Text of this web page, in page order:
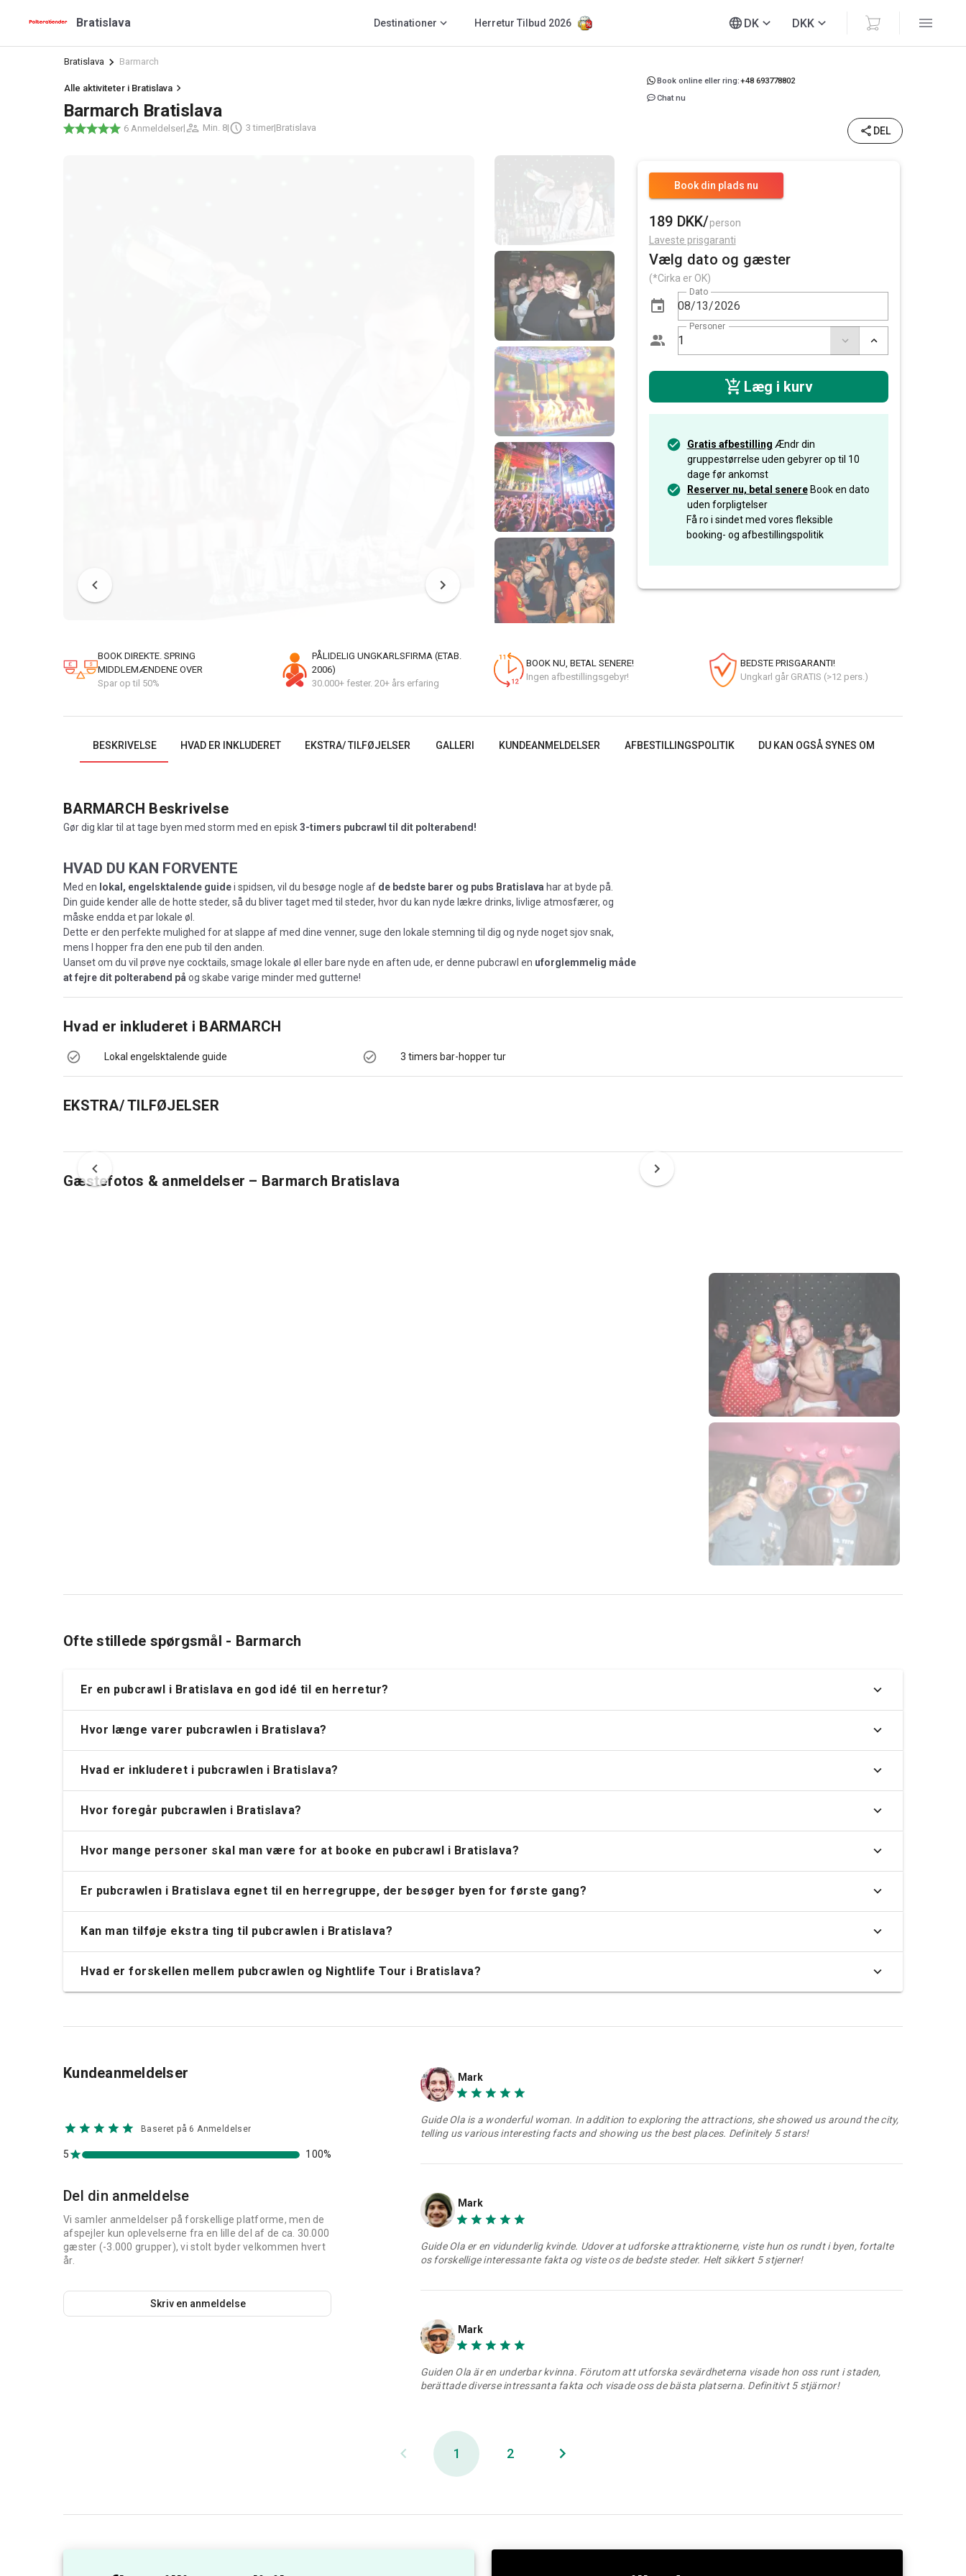
Bratislava Destinationer Herretur Tilbud 2026 DK DKK
Bratislava Barmarch
Alle aktiviteter i Bratislava
Barmarch Bratislava
6 Anmeldelser| Min. 8| 3 timer|Bratislava
Book online eller ring:+48 693778802
Chat nu
DEL
Book din plads nu
189 DKK/person
Laveste prisgaranti
Vælg dato og gæster
(*Cirka er OK)
Dato
Personer
Læg i kurv
Gratis afbestilling Ændr din
gruppestørrelse uden gebyrer op til 10
dage før ankomst
Reserver nu, betal senereBook en dato
uden forpligtelser
Få ro i sindet med vores fleksible
booking- og afbestillingspolitik
BOOK DIREKTE. SPRING
MIDDLEMÆNDENE OVER
Spar op til 50%
PÅLIDELIG UNGKARLSFIRMA (ETAB.
2006)
30.000+ fester. 20+ års erfaring
BOOK NU, BETAL SENERE!
Ingen afbestillingsgebyr!
BEDSTE PRISGARANTI!
Ungkarl går GRATIS (>12 pers.)
BESKRIVELSE HVAD ER INKLUDERET EKSTRA/ TILFØJELSER GALLERI KUNDEANMELDELSER AFBESTILLINGSPOLITIK DU KAN OGSÅ SYNES OM
BARMARCH Beskrivelse
Gør dig klar til at tage byen med storm med en episk3-timers pubcrawl til dit polterabend!
HVAD DU KAN FORVENTE
Med en lokal, engelsktalende guidei spidsen, vil du besøge nogle af de bedste barer og pubs Bratislava har at byde på.
Din guide kender alle de hotte steder, så du bliver taget med til steder, hvor du kan nyde lækre drinks, livlige atmosfærer, og
måske endda et par lokale øl.
Dette er den perfekte mulighed for at slappe af med dine venner, suge den lokale stemning til dig og nyde noget sjov snak,
mens I hopper fra den ene pub til den anden.
Uanset om du vil prøve nye cocktails, smage lokale øl eller bare nyde en aften ude, er denne pubcrawl en uforglemmelig måde
at fejre dit polterabend på og skabe varige minder med gutterne!
Hvad er inkluderet i BARMARCH
Lokal engelsktalende guide 3 timers bar-hopper tur
EKSTRA/ TILFØJELSER
Gæstefotos & anmeldelser – Barmarch Bratislava
Ofte stillede spørgsmål - Barmarch
Hvor mange personer skal man være for at booke en pubcrawl i Bratislava?
Er pubcrawlen i Bratislava egnet til en herregruppe, der besøger byen for første gang?
Kan man tilføje ekstra ting til pubcrawlen i Bratislava?
Hvad er forskellen mellem pubcrawlen og Nightlife Tour i Bratislava?
Kundeanmeldelser
Guide Ola is a wonderful woman. In addition to exploring the attractions, she showed us around the city,
Mark
Guide Ola er en vidunderlig kvinde. Udover at udforske attraktionerne, viste hun os rundt i byen, fortalte